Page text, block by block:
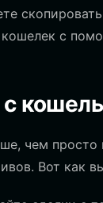
с
чем просто
Вот как